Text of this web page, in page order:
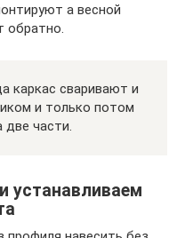
а весной
обратно.
каркас сваривают и
и только потом
две части.
устанавливаем